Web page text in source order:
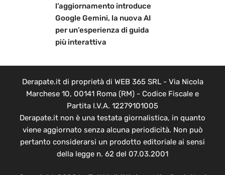
l’aggiornamento introduce
Google Gemini, la nuova AI
per un’esperienza di guida
più interattiva
Derapate.it di proprietà di WEB 365 SRL - Via Nicola
Marchese 10, 00141 Roma (RM) - Codice Fiscale e
Partita I.V.A. 12279101005
Derapate.it non è una testata giornalistica, in quanto
viene aggiornato senza alcuna periodicità. Non può
pertanto considerarsi un prodotto editoriale ai sensi
della legge n. 62 del 07.03.2001